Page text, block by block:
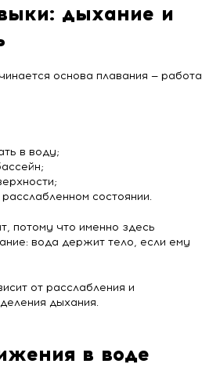
дыхание и
основа плавания — работа
в воду;
состоянии.
потому что именно здесь
вода держит тело, если ему
от расслабления и
дыхания.
в воде